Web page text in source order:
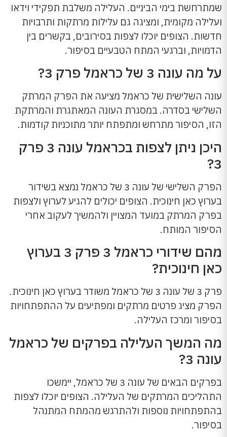
שמתרחשת בימי הביניים. העלילה משלבת תפקידי וידאו
ועלילה מקומית, ומציגה גם עלילות מרתקות ותרבויות
חדשות. הצופים יוכלו לצפות בסירובים, בקשרים בין
הדמויות, וברגעי המתח הטבעיים בסיפור.
על מה עונה 3 של כראמל פרק 3?
עונה השלישית של כראמל מציעה את הפרק המרתק
השלישי בסדרה. במסגרת העונה המאתגרת והמרתקת
הזו, הסיפור מתרחש ומתפתח יותר מתוכניות קודמות.
היכן ניתן לצפות בכראמל עונה 3 פרק
3?
הפרק השלישי של עונה 3 של כראמל נמצא בשידור
בערוץ כאן חינוכית. הצופים יכולים להגיע לערוץ ולצפות
בפרק המרתק במועד המצויין ולהמשיך לעקוב אחרי
הסיפור המותח.
מהם שידורי כראמל 3 פרק 3 בערוץ
כאן חינוכית?
פרק 3 של עונה 3 של כראמל משודר בערוץ כאן חינוכית.
הפרק מציג פרטים מרתקים ומפתיעים על ההתפתחויות
בסיפור ומרכז העלילה.
מה המשך העלילה בפרקים של כראמל
עונה 3?
בפרקים הבאים של עונה 3 של כראמל, יימשכו
התהליכים המרתקים של העלילה. הצופים יוכלו לצפות
בהתפתחויות נוספות ולהתרגש מהמתח המתנהל
בסיפור.